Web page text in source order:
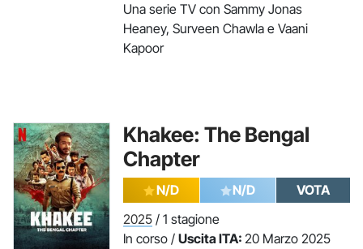
Una serie TV con Sammy Jonas
Heaney, Surveen Chawla e Vaani
Kapoor
Khakee: The Bengal
Chapter
N/D N/D
VOTA
2025 / 1 stagione
In corso / Uscita ITA: 20 Marzo 2025